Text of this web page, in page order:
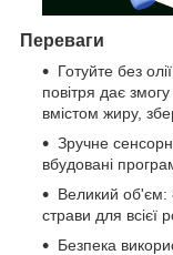
Переваги
Готуйте без
повітря дає
вмістом жиру,
Зручне
вбудовані
Великий об'єм:
страви для всієї
Безпека